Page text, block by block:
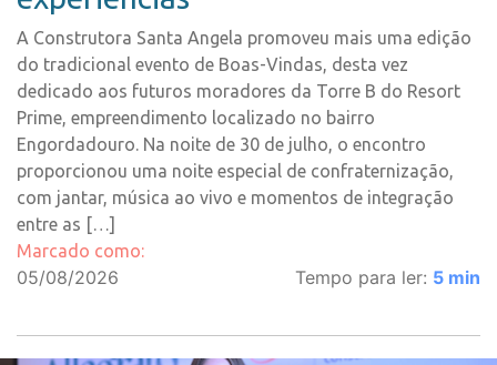
A Construtora Santa Angela promoveu mais uma edição
do tradicional evento de Boas-Vindas, desta vez
dedicado aos futuros moradores da Torre B do Resort
Prime, empreendimento localizado no bairro
Engordadouro. Na noite de 30 de julho, o encontro
proporcionou uma noite especial de confraternização,
com jantar, música ao vivo e momentos de integração
entre as […]
Marcado como:
05/08/2026 Tempo para ler: 5 min